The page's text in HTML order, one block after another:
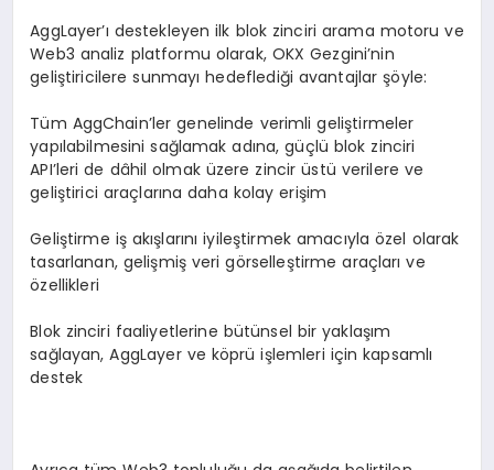
AggLayer’ı destekleyen ilk blok zinciri arama motoru ve
Web3 analiz platformu olarak, OKX Gezgini’nin
geliştiricilere sunmayı hedeflediği avantajlar şöyle:
Tüm AggChain’ler genelinde verimli geliştirmeler
yapılabilmesini sağlamak adına, güçlü blok zinciri
API’leri de dâhil olmak üzere zincir üstü verilere ve
geliştirici araçlarına daha kolay erişim
Geliştirme iş akışlarını iyileştirmek amacıyla özel olarak
tasarlanan, gelişmiş veri görselleştirme araçları ve
özellikleri
Blok zinciri faaliyetlerine bütünsel bir yaklaşım
sağlayan, AggLayer ve köprü işlemleri için kapsamlı
destek